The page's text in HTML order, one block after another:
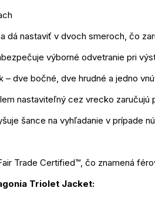
dá nastaviť v dvoch smeroch, čo
výborné odvetranie pri
dve bočné, dve hrudné a jedno
nastaviteľný cez vrecko
šance na vyhľadanie v prípade
Trade Certified™, čo znamená
Triolet Jacket: